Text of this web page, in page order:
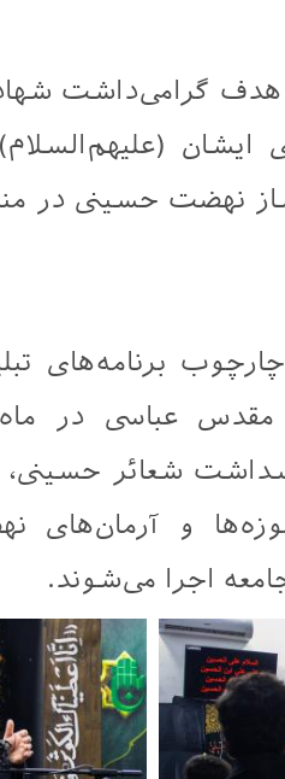
با هدف گرامی‌داشت
نهضت حسینی در
برنامه‌های
عباسی در
شعائر
و آرمان‌های
اجرا می‌شوند.